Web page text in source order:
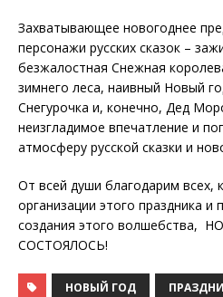
Захватывающее новогоднее
персонажи русских сказок –
безжалостная Снежная
зимнего леса, наивный Новый
Снегурочка и, конечно, Дед
неизгладимое впечатление и
атмосферу русской сказки и
От всей души благодарим всех,
организации этого праздника и
создания этого волшебства,
СОСТОЯЛОСЬ!
НОВЫЙ ГОД